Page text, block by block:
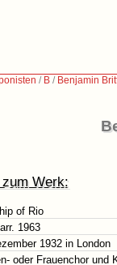
/ B / Benjamin
zum Werk:
of Rio
1963
1932 in London
oder Frauenchor und